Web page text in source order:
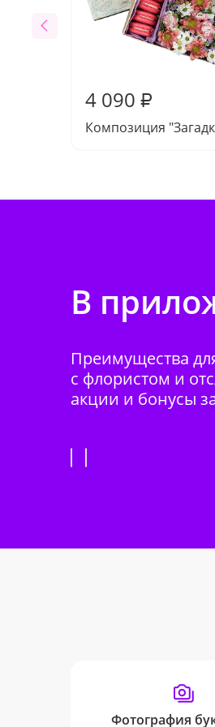
4 090 ₽
Композиция
В
Преимущества
с флористом и
акции и бонусы
Фотография